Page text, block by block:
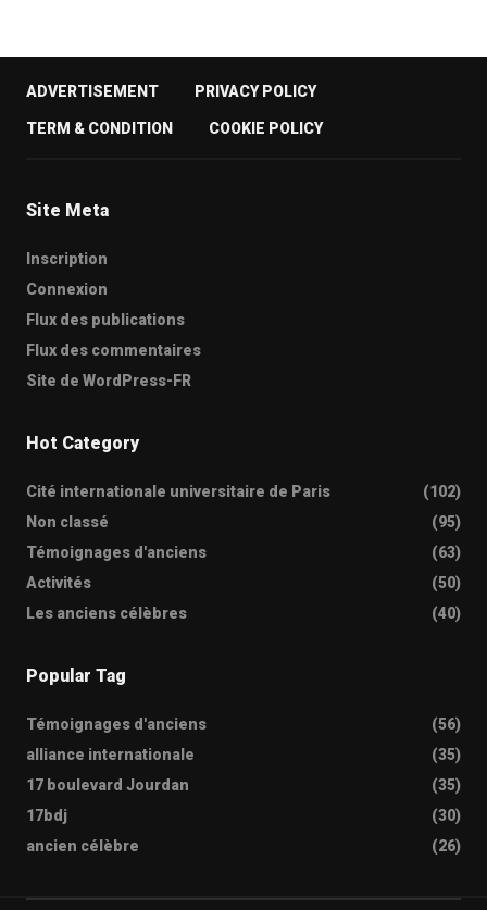
ADVERTISEMENT PRIVACY POLICY
TERM & CONDITION COOKIE POLICY
Site Meta
Inscription
Connexion
Flux des publications
Flux des commentaires
Site de WordPress-FR
Hot Category
Cité internationale universitaire de Paris
(102)
Non classé
(95)
Témoignages d'anciens
(63)
Activités
(50)
Les anciens célèbres
(40)
Popular Tag
Témoignages d'anciens
(56)
alliance internationale
(35)
17 boulevard Jourdan
(35)
17bdj
(30)
ancien célèbre
(26)